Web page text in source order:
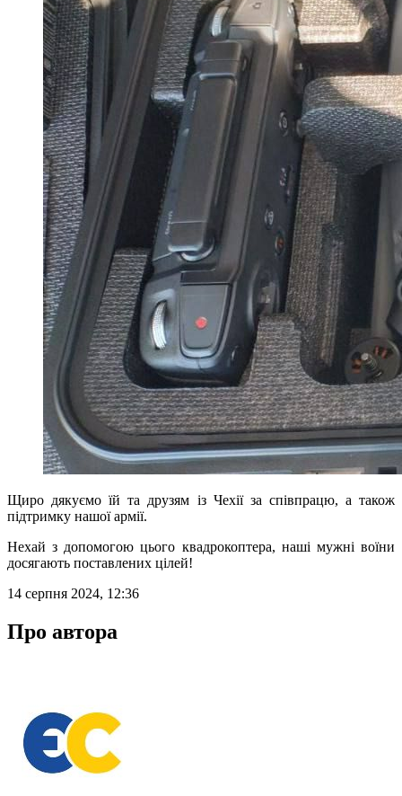
Щиро дякуємо їй та друзям із Чехії за співпрацю, а також
підтримку нашої армії.
Нехай з допомогою цього квадрокоптера, наші мужні воїни
досягають поставлених цілей!
14 серпня 2024, 12:36
Про автора